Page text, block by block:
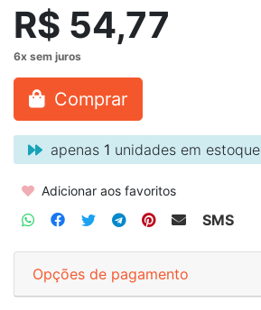
R$ 54,77
Comprar
apenas 1 unidades em estoque
Adicionar aos favoritos
SMS
Opções de pagamento